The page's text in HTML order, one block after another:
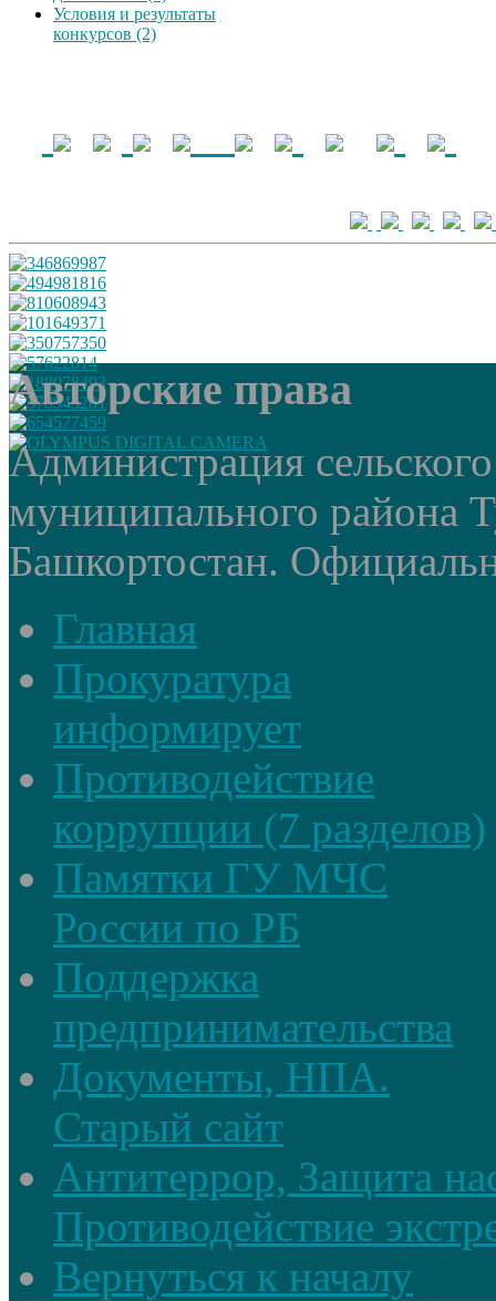
Условия и результаты
конкурсов (2)
Авторские права
Администрация
муниципального района
Башкортостан.
Главная
Прокуратура
информирует
Противодействие
коррупции (7 разделов)
Памятки ГУ МЧС
России по РБ
Поддержка
предпринимательства
Документы, НПА.
Старый сайт
Антитеррор, Защита
Противодействие
Вернуться к началу